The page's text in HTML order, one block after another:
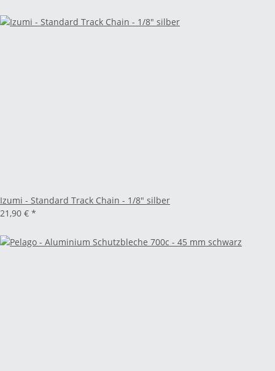
Izumi - Standard Track Chain - 1/8" silber
21,90 € *